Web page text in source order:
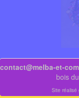
contact@melba-et-
bois
Site réalisé